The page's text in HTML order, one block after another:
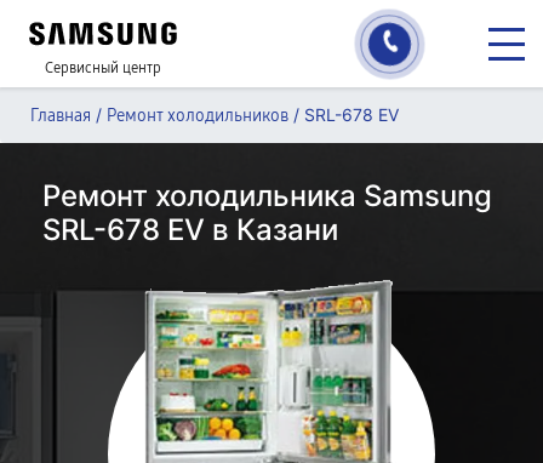
Сервисный центр
Главная / Ремонт холодильников / SRL-678 EV
Ремонт холодильника Samsung
SRL-678 EV в Казани